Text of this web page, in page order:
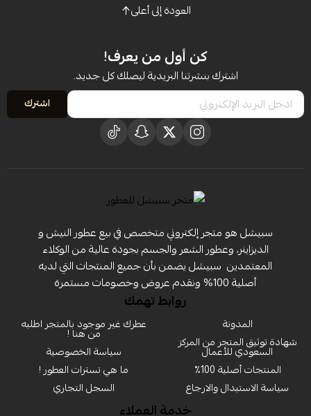
العودة إلى أعلى
كن أول من يعرف!
اشترك بنشرتنا البريدية ليصلك كل جديد.
اشترك
سبيشل هو متجر إلكتروني متخصص في بيع عطور النيش و
الديزاينر، وعطور الشعر والجسم بجودة عالية من الوكلاء
المعتمدين ‏ سبيشل يضمن بأن جميع المنتجات التي لديه
أصلية 100% ونقدم عروض وخصومات مستمرة
روابط تهمك
المدونة
شهادة توثيق المتجر من المركز
السعودي للأعمال
المنتجات أصلية 100٪
سياسة الاستبدال والارجاع
عطرك غير موجود بالمتجر اطلبه
من هنا !
سياسة الخصوصية
ما هي تسترات العطور !
السجل التجاري
خدمة العملاء